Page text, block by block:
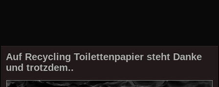
Auf Recycling Toilettenpapier steht Danke
und trotzdem..